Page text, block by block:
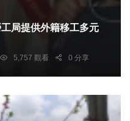
局提供外籍移工多元
5,757 觀看 0 分享